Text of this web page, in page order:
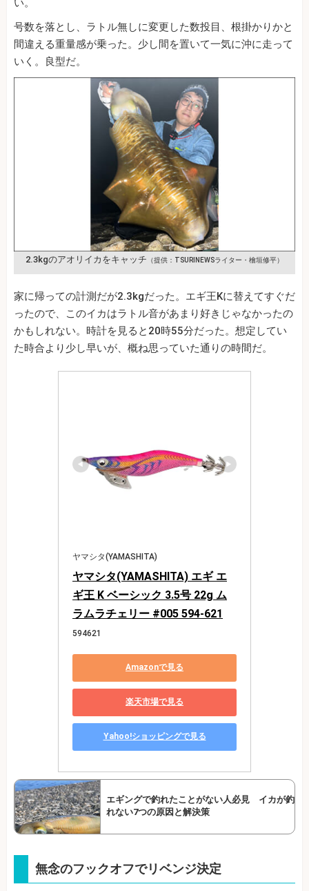
号数を落とし、ラトル無しに変更した数投目、根掛かりかと
間違える重量感が乗った。少し間を置いて一気に沖に走って
いく。良型だ。
2.3kgのアオリイカをキャッチ （提供：TSURINEWSライター・檜垣修平）
家に帰っての計測だが2.3kgだった。エギ王Kに替えてすぐだ
ったので、このイカはラトル音があまり好きじゃなかったの
かもしれない。時計を見ると20時55分だった。想定してい
た時合より少し早いが、概ね思っていた通りの時間だ。
ヤマシタ(YAMASHITA)
ヤマシタ(YAMASHITA) エギ エ
ギ王 K ベーシック 3.5号 22g ム
ラムラチェリー #005 594-621
594621
Amazonで見る
楽天市場で見る
Yahoo!ショッピングで見る
エギングで釣れたことがない人必見 イカが釣
れない7つの原因と解決策
無念のフックオフでリベンジ決定